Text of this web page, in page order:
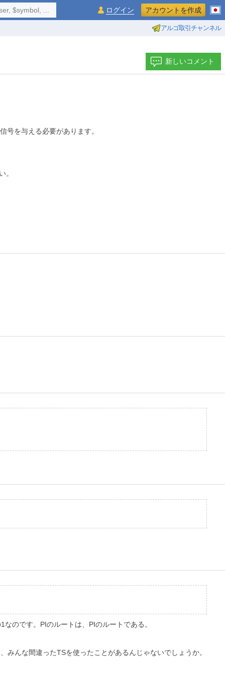
アルゴ取引チャンネル
$symbol, ... ログイン アカウントを作成
新しいコメント
号を与える必要があります。
。
のです。PIのルートは、PIのルートである。
んな間違ったTSを使ったことがあるんじゃないでしょうか。